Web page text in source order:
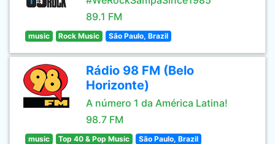
89.1 FM
music Rock Music São Paulo, Brazil
Rádio 98 FM (Belo
Horizonte)
A número 1 da América Latina!
98.7 FM
music Top 40 & Pop Music São Paulo, Brazil